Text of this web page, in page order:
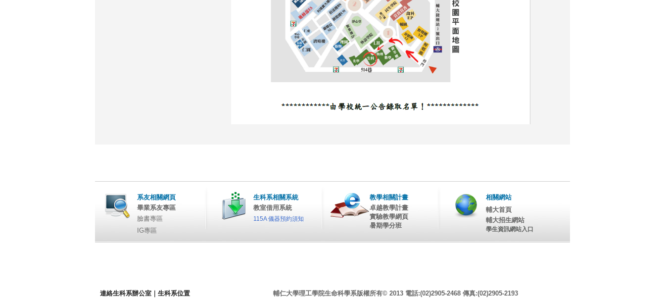
系友相關網頁
畢業系友專區
臉書專區
IG專區
生科系相關系統
教室借用系統
115A 儀器預約須知
教學相關計畫
卓越教學計畫
實驗教學網頁
暑期學分班
相關網站
輔大首頁
輔大招生網站
學生資訊網站入口
連絡生科系辦公室 生科系位置 輔仁大學理工學院生命科學系版權所有© 2013 電話:(02)2905-2468 傳真:(02)2905-2193